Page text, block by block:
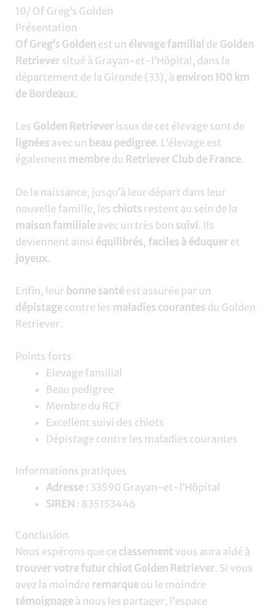
10/ Of Greg’s Golden
Présentation
Of Greg’s Golden est un élevage familial de Golden
Retriever situé à Grayan-et-l’Hôpital, dans le
département de la Gironde (33), à environ 100 km
de Bordeaux.
Les Golden Retriever issus de cet élevage sont de
lignées avec un beau pedigree. L’élevage est
également membre du Retriever Club de France.
De la naissance, jusqu’à leur départ dans leur
nouvelle famille, les chiots restent au sein de la
maison familiale avec un très bon suivi. Ils
deviennent ainsi équilibrés, faciles à éduquer et
joyeux.
Enfin, leur bonne santé est assurée par un
dépistage contre les maladies courantes du Golden
Retriever.
Points forts
Elevage familial
Beau pedigree
Membre du RCF
Excellent suivi des chiots
Dépistage contre les maladies courantes
Informations pratiques
Adresse : 33590 Grayan-et-l’Hôpital
SIREN : 835153446
Conclusion
Nous espérons que ce classement vous aura aidé à
trouver votre futur chiot Golden Retriever. Si vous
avez la moindre remarque ou le moindre
témoignage à nous les partager, l’espace